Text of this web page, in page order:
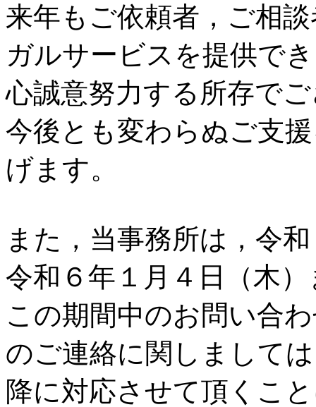
来年もご依頼者，ご相
ガルサービスを提供で
心誠意努力する所存で
今後とも変わらぬご支
げます。
また，当事務所は，令
令和６年１月４日（木
この期間中のお問い合
のご連絡に関しまして
降に対応させて頂くこ